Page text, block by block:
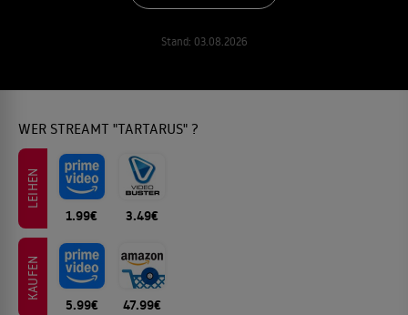
Stand: 03.08.2026
WER STREAMT "TARTARUS" ?
LEIHEN
1.99€ 3.49€
KAUFEN
5.99€ 47.99€